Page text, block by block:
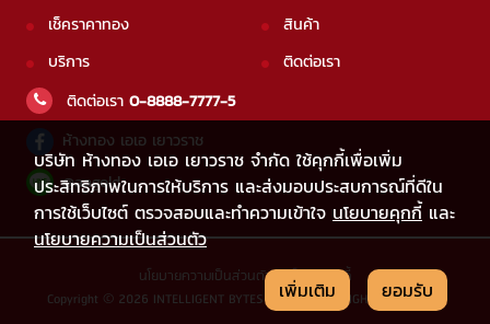
บริษัท ห้างทอง เอเอ เยาวราช จำกัด ใช้คุกกี้เพื่อเพิ่ม
ประสิทธิภาพในการให้บริการ และส่งมอบประสบการณ์ที่ดีใน
การใช้เว็บไซต์ ตรวจสอบและทำความเข้าใจ นโยบายคุกกี้และ
นโยบายความเป็นส่วนตัว
เพิ่มเติม
ยอมรับ
เช็คราคาทอง
บริการ
สินค้า
ติดต่อเรา
ติดต่อเรา 0-8888-7777-5
ห้างทอง เอเอ เยาวราช
@aagold
นโยบายความเป็นส่วนตัว|นโยบายคุกกี้
Copyright © 2026 INTELLIGENT BYTES CO.,LTD. ALL RIGHTS RESERVED.